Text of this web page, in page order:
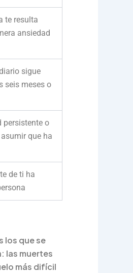
te resulta
ansiedad
sigue
seis meses o
persistente o
que ha
de ti ha
los que se
las muertes
más difícil